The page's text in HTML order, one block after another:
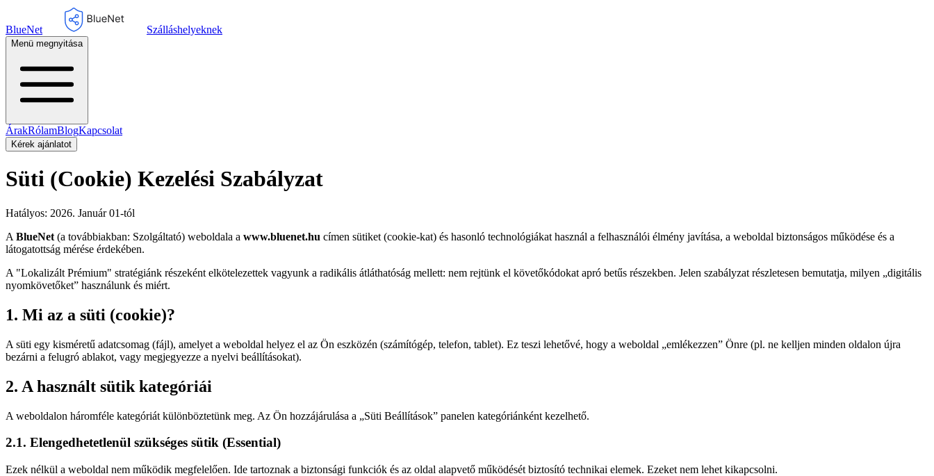
BlueNet Szálláshelyeknek
Menü megnyitása
ÁrakRólamBlogKapcsolat
Kérek ajánlatot
Süti (Cookie) Kezelési Szabályzat
Hatályos: 2026. Január 01-tól
A BlueNet (a továbbiakban: Szolgáltató) weboldala a www.bluenet.hu címen sütiket (cookie-kat) és hasonló technológiákat használ a felhasználói élmény javítása, a weboldal biztonságos működése és a
látogatottság mérése érdekében.
A "Lokalizált Prémium" stratégiánk részeként elkötelezettek vagyunk a radikális átláthatóság mellett: nem rejtünk el követőkódokat apró betűs részekben. Jelen szabályzat részletesen bemutatja, milyen „digitális
nyomkövetőket” használunk és miért.
1. Mi az a süti (cookie)?
A süti egy kisméretű adatcsomag (fájl), amelyet a weboldal helyez el az Ön eszközén (számítógép, telefon, tablet). Ez teszi lehetővé, hogy a weboldal „emlékezzen” Önre (pl. ne kelljen minden oldalon újra
bezárni a felugró ablakot, vagy megjegyezze a nyelvi beállításokat).
2. A használt sütik kategóriái
A weboldalon háromféle kategóriát különböztetünk meg. Az Ön hozzájárulása a „Süti Beállítások” panelen kategóriánként kezelhető.
2.1. Elengedhetetlenül szükséges sütik (Essential)
Ezek nélkül a weboldal nem működik megfelelően. Ide tartoznak a biztonsági funkciók és az oldal alapvető működését biztosító technikai elemek. Ezeket nem lehet kikapcsolni.